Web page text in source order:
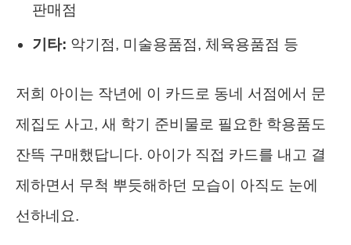
판매점
기타: 악기점, 미술용품점, 체육용품점 등
저희 아이는 작년에 이 카드로 동네 서점에서 문
제집도 사고, 새 학기 준비물로 필요한 학용품도
잔뜩 구매했답니다. 아이가 직접 카드를 내고 결
제하면서 무척 뿌듯해하던 모습이 아직도 눈에
선하네요.